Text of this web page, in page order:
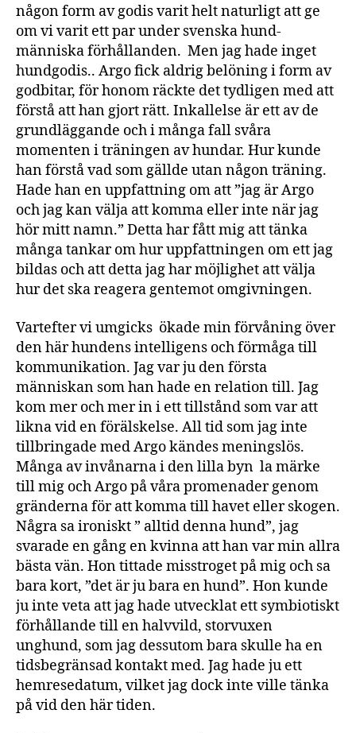
någon form av godis varit helt naturligt att ge
om vi varit ett par under svenska hund-
människa förhållanden. Men jag hade inget
hundgodis.. Argo fick aldrig belöning i form av
godbitar, för honom räckte det tydligen med att
förstå att han gjort rätt. Inkallelse är ett av de
grundläggande och i många fall svåra
momenten i träningen av hundar. Hur kunde
han förstå vad som gällde utan någon träning.
Hade han en uppfattning om att ”jag är Argo
och jag kan välja att komma eller inte när jag
hör mitt namn.” Detta har fått mig att tänka
många tankar om hur uppfattningen om ett jag
bildas och att detta jag har möjlighet att välja
hur det ska reagera gentemot omgivningen.
Vartefter vi umgicks ökade min förvåning över
den här hundens intelligens och förmåga till
kommunikation. Jag var ju den första
människan som han hade en relation till. Jag
kom mer och mer in i ett tillstånd som var att
likna vid en förälskelse. All tid som jag inte
tillbringade med Argo kändes meningslös.
Många av invånarna i den lilla byn la märke
till mig och Argo på våra promenader genom
gränderna för att komma till havet eller skogen.
Några sa ironiskt ” alltid denna hund”, jag
svarade en gång en kvinna att han var min allra
bästa vän. Hon tittade misstroget på mig och sa
bara kort, ”det är ju bara en hund”. Hon kunde
ju inte veta att jag hade utvecklat ett symbiotiskt
förhållande till en halvvild, storvuxen
unghund, som jag dessutom bara skulle ha en
tidsbegränsad kontakt med. Jag hade ju ett
hemresedatum, vilket jag dock inte ville tänka
på vid den här tiden.